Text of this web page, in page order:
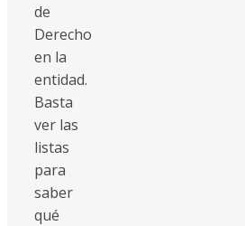
de
Derecho
en la
entidad.
Basta
ver las
listas
para
saber
qué